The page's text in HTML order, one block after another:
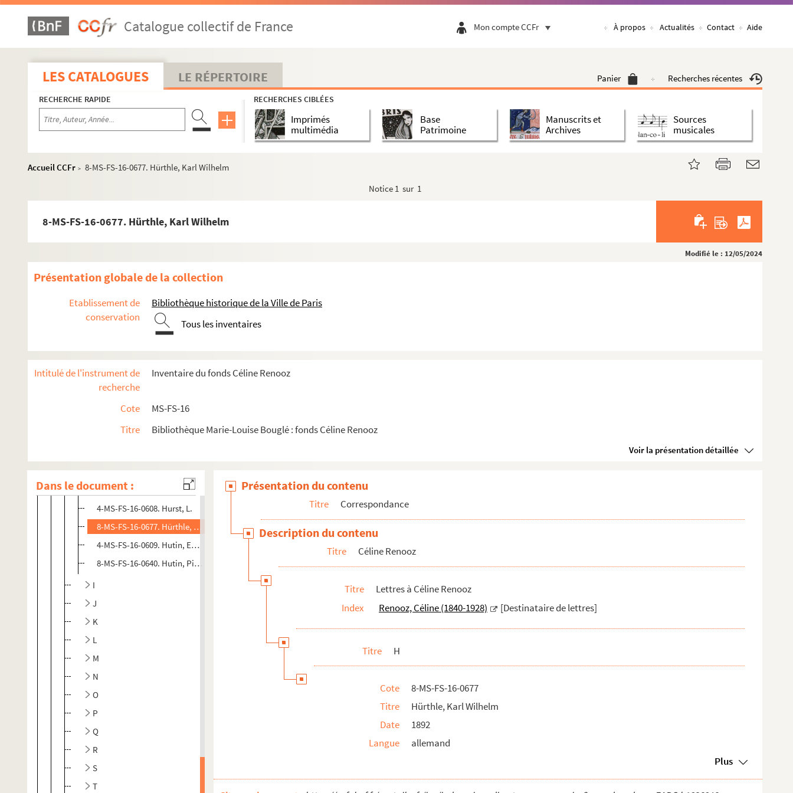
Catalogue collectif de France Mon compte CCFr À propos Actualités Contact Aide
LES CATALOGUES LE RÉPERTOIRE Panier Recherches récentes
RECHERCHE RAPIDE RECHERCHES CIBLÉES
Imprimés
multimédia
Base
Patrimoine
Manuscrits et
Archives
Sources
musicales
Accueil CCFr > 8-MS-FS-16-0677. Hürthle, Karl Wilhelm
Notice 1 sur 1
8-MS-FS-16-0677. Hürthle, Karl Wilhelm
Modifié le : 12/05/2024
Présentation globale de la collection
Etablissement de
conservation
Bibliothèque historique de la Ville de Paris
Tous les inventaires
Intitulé de l'instrument de
recherche
Inventaire du fonds Céline Renooz
Cote
MS-FS-16
Titre
Bibliothèque Marie-Louise Bouglé : fonds Céline Renooz
Voir la présentation détaillée
Dans le document :
8-MS-FS-16-0623. Haslam, N.E.
4-MS-FS-16-0597. Hasslauer, Henry
8-MS-FS-16-0625. Haurigot, Georges
8-MS-FS-16-0626. Haury, Marie
4-MS-FS-16-0598. Hautefeuille, V.
4-MS-FS-16-0599. Hébert Stevens, Jeanne
4-MS-FS-16-0602. Herblay, Noelle
4-MS-FS-16-0604. Hersant de Lummen, Monsieur et Madame Julien
8-MS-FS-16-0632. Heutte, Louise
4-MS-FS-16-0605. Hofmann, Ida
8-MS-FS-16-0635. Holmgren, Frithiof
8-MS-FS-16-0624. Hochachtung, Monsieur
8-MS-FS-16-0637. Hoskyns-Abrahall, Wenona
8-MS-FS-16-0639. Huot, Marie
4-MS-FS-16-0607. Hureau, Emile
4-MS-FS-16-0608. Hurst, L.
8-MS-FS-16-0677. Hürthle, Karl Wilhelm
4-MS-FS-16-0609. Hutin, Emile
8-MS-FS-16-0640. Hutin, Pierre
I
J
K
L
M
N
O
P
Q
R
S
T
Présentation du contenu
Titre Correspondance
Description du contenu
Titre Céline Renooz
Titre
Lettres à Céline Renooz
Index
Renooz, Céline (1840-1928) [Destinataire de lettres]
Titre H
Cote
8-MS-FS-16-0677
Titre
Hürthle, Karl Wilhelm
Date
1892
Langue
allemand
Plus